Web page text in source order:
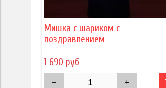
Мишка с шариком с
поздравлением
1 690 руб